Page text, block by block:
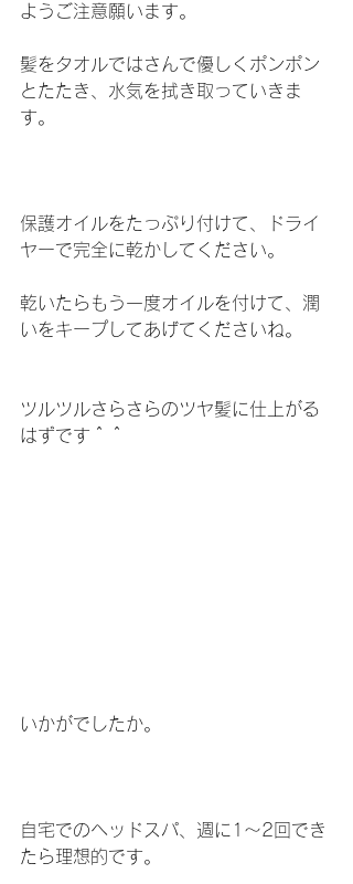
ようご注意願います。
髪をタオルではさんで優しくポンポン
とたたき、水気を拭き取っていきま
す。
保護オイルをたっぷり付けて、ドライ
ヤーで完全に乾かしてください。
乾いたらもう一度オイルを付けて、潤
いをキープしてあげてくださいね。
ツルツルさらさらのツヤ髪に仕上がる
はずです＾＾
いかがでしたか。
自宅でのヘッドスパ、週に1～2回でき
たら理想的です。